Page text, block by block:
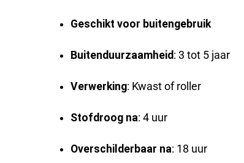
Geschikt voor buitengebruik
Buitenduurzaamheid: 3 tot 5 jaar
Verwerking: Kwast of roller
Stofdroog na: 4 uur
Overschilderbaar na: 18 uur